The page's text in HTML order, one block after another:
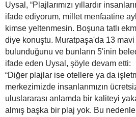
Uysal, “Plajlarımızı yıllardır
ifade ediyorum, millet menfaatine
kimse yeltenmesin. Boşuna tatlı
diye konuştu. Muratpaşa'da 13 mavi
bulunduğunu ve bunların 5'inin
ifade eden Uysal, şöyle devam etti:
“Diğer plajlar ise otellere ya da
merkezimizde insanlarımızın
uluslararası anlamda bir kaliteyi
almış başka bir plaj yok. Bu